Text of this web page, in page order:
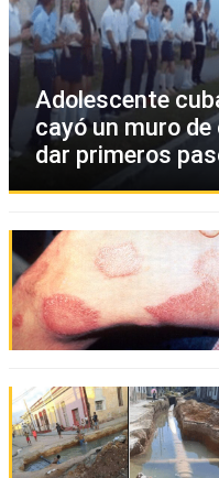
Adolescente
cayó un muro
dar primeros